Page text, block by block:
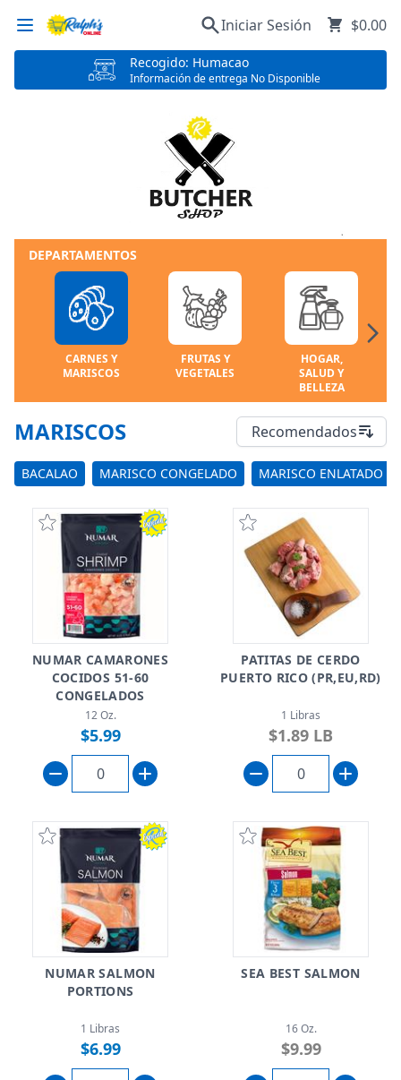
Recogido: Humacao
Información de entrega No Disponible
Iniciar Sesión $0.00
DEPARTAMENTOS
CARNES Y
MARISCOS
FRUTAS Y
VEGETALES
HOGAR,
SALUD Y
BELLEZA
MARISCOS Recomendados
BACALAO MARISCO CONGELADO MARISCO ENLATADO
NUMAR CAMARONES
COCIDOS 51-60
CONGELADOS
12 Oz.
$5.99
PATITAS DE CERDO
PUERTO RICO (PR,EU,RD)
1 Libras
$1.89 LB
NUMAR SALMON
PORTIONS
1 Libras
$6.99
SEA BEST SALMON
16 Oz.
$9.99